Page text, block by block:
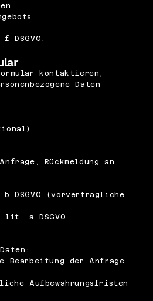
kontaktieren,
Daten
Rückmeldung an
(vorvertragliche
a DSGVO
Bearbeitung der Anfrage
Aufbewahrungsfristen